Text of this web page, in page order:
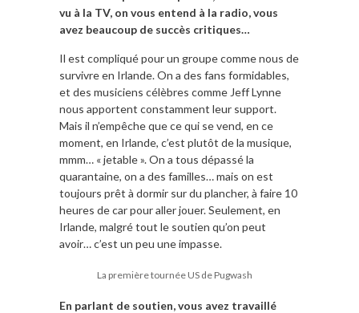
vu à la TV, on vous entend à la radio, vous
avez beaucoup de succès critiques…
Il est compliqué pour un groupe comme nous de
survivre en Irlande. On a des fans formidables,
et des musiciens célèbres comme Jeff Lynne
nous apportent constamment leur support.
Mais il n’empêche que ce qui se vend, en ce
moment, en Irlande, c’est plutôt de la musique,
mmm… « jetable ». On a tous dépassé la
quarantaine, on a des familles… mais on est
toujours prêt à dormir sur du plancher, à faire 10
heures de car pour aller jouer. Seulement, en
Irlande, malgré tout le soutien qu’on peut
avoir… c’est un peu une impasse.
La première tournée US de Pugwash
En parlant de soutien, vous avez travaillé